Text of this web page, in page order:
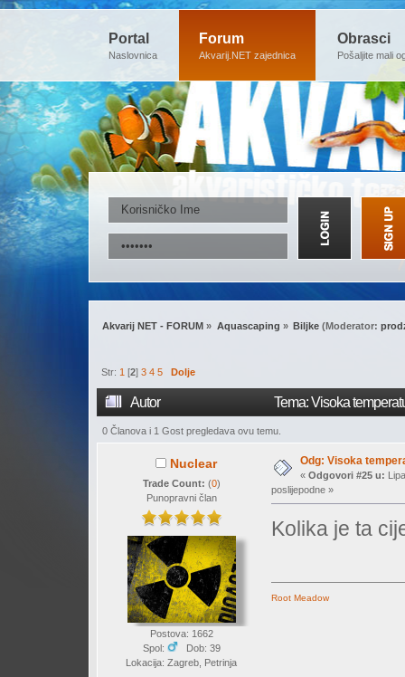
Portal
Naslovnica
Forum
Akvarij.NET zajednica
Obrasci
Pošaljite mali
Akvarij NET - FORUM » Aquascaping » Biljke (Moderator:
Str:1 [2]3 4 5 Dolje
Autor Tema: Visoka
0 Članova i 1 Gost pregledava ovu temu.
Nuclear
Trade Count: (0)
Punopravni član
Postova: 1662
Spol:
Dob: 39
Lokacija: Zagreb, Petrinja
Odg: Visoka
« Odgovori #25 u:
poslijepodne »
Kolika je ta
Root Meadow